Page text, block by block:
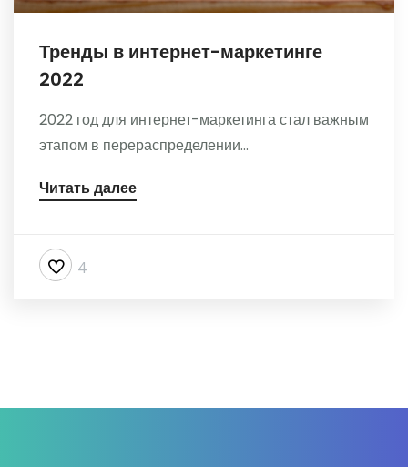
Тренды в интернет-маркетинге
2022
2022 год для интернет-маркетинга стал важным
этапом в перераспределении...
Читать далее
4